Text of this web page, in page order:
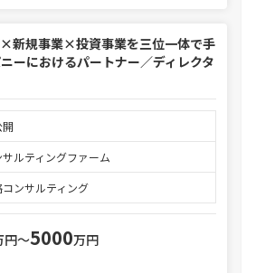
新規事業×投資事業を三位一体で手
ーにおけるパートナー／ディレクタ
サルティングファーム
ンサルティング
円〜5000万円